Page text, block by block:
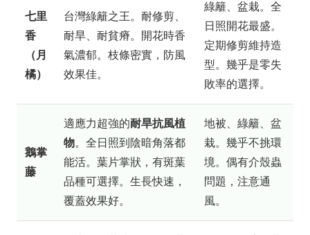
七里
香
（月
橘）
台灣綠籬之王。耐修剪、
耐旱、耐貧瘠。開花時香
氣濃郁。枝條密實，防風
效果佳。
綠籬、盆栽。全
日照開花最盛。
定期修剪維持造
型。幾乎是零失
敗率的選擇。
鵝掌
藤
適應力超強的耐旱抗風植
物。全日照到陰暗角落都
能活。葉片掌狀，有斑葉
品種可選擇。生長快速，
覆蓋效果好。
地被、綠籬、盆
栽。幾乎不挑環
境。偶有介殼蟲
問題，注意通
風。